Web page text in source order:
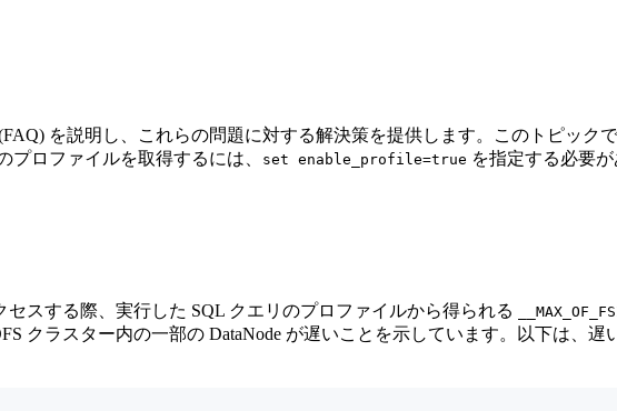
を説明し、これらの問題に対する解決策を提供します。このトピック
ロファイルを取得するには、
set enable_profile=true を指定する必要が
スする際、実行した SQL クエリのプロファイルから得られる
クラスター内の一部の DataNode が遅いことを示しています。以下は、遅